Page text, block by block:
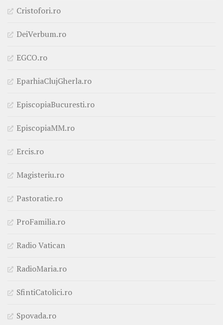
Cristofori.ro
DeiVerbum.ro
EGCO.ro
EparhiaClujGherla.ro
EpiscopiaBucuresti.ro
EpiscopiaMM.ro
Ercis.ro
Magisteriu.ro
Pastoratie.ro
ProFamilia.ro
Radio Vatican
RadioMaria.ro
SfintiCatolici.ro
Spovada.ro